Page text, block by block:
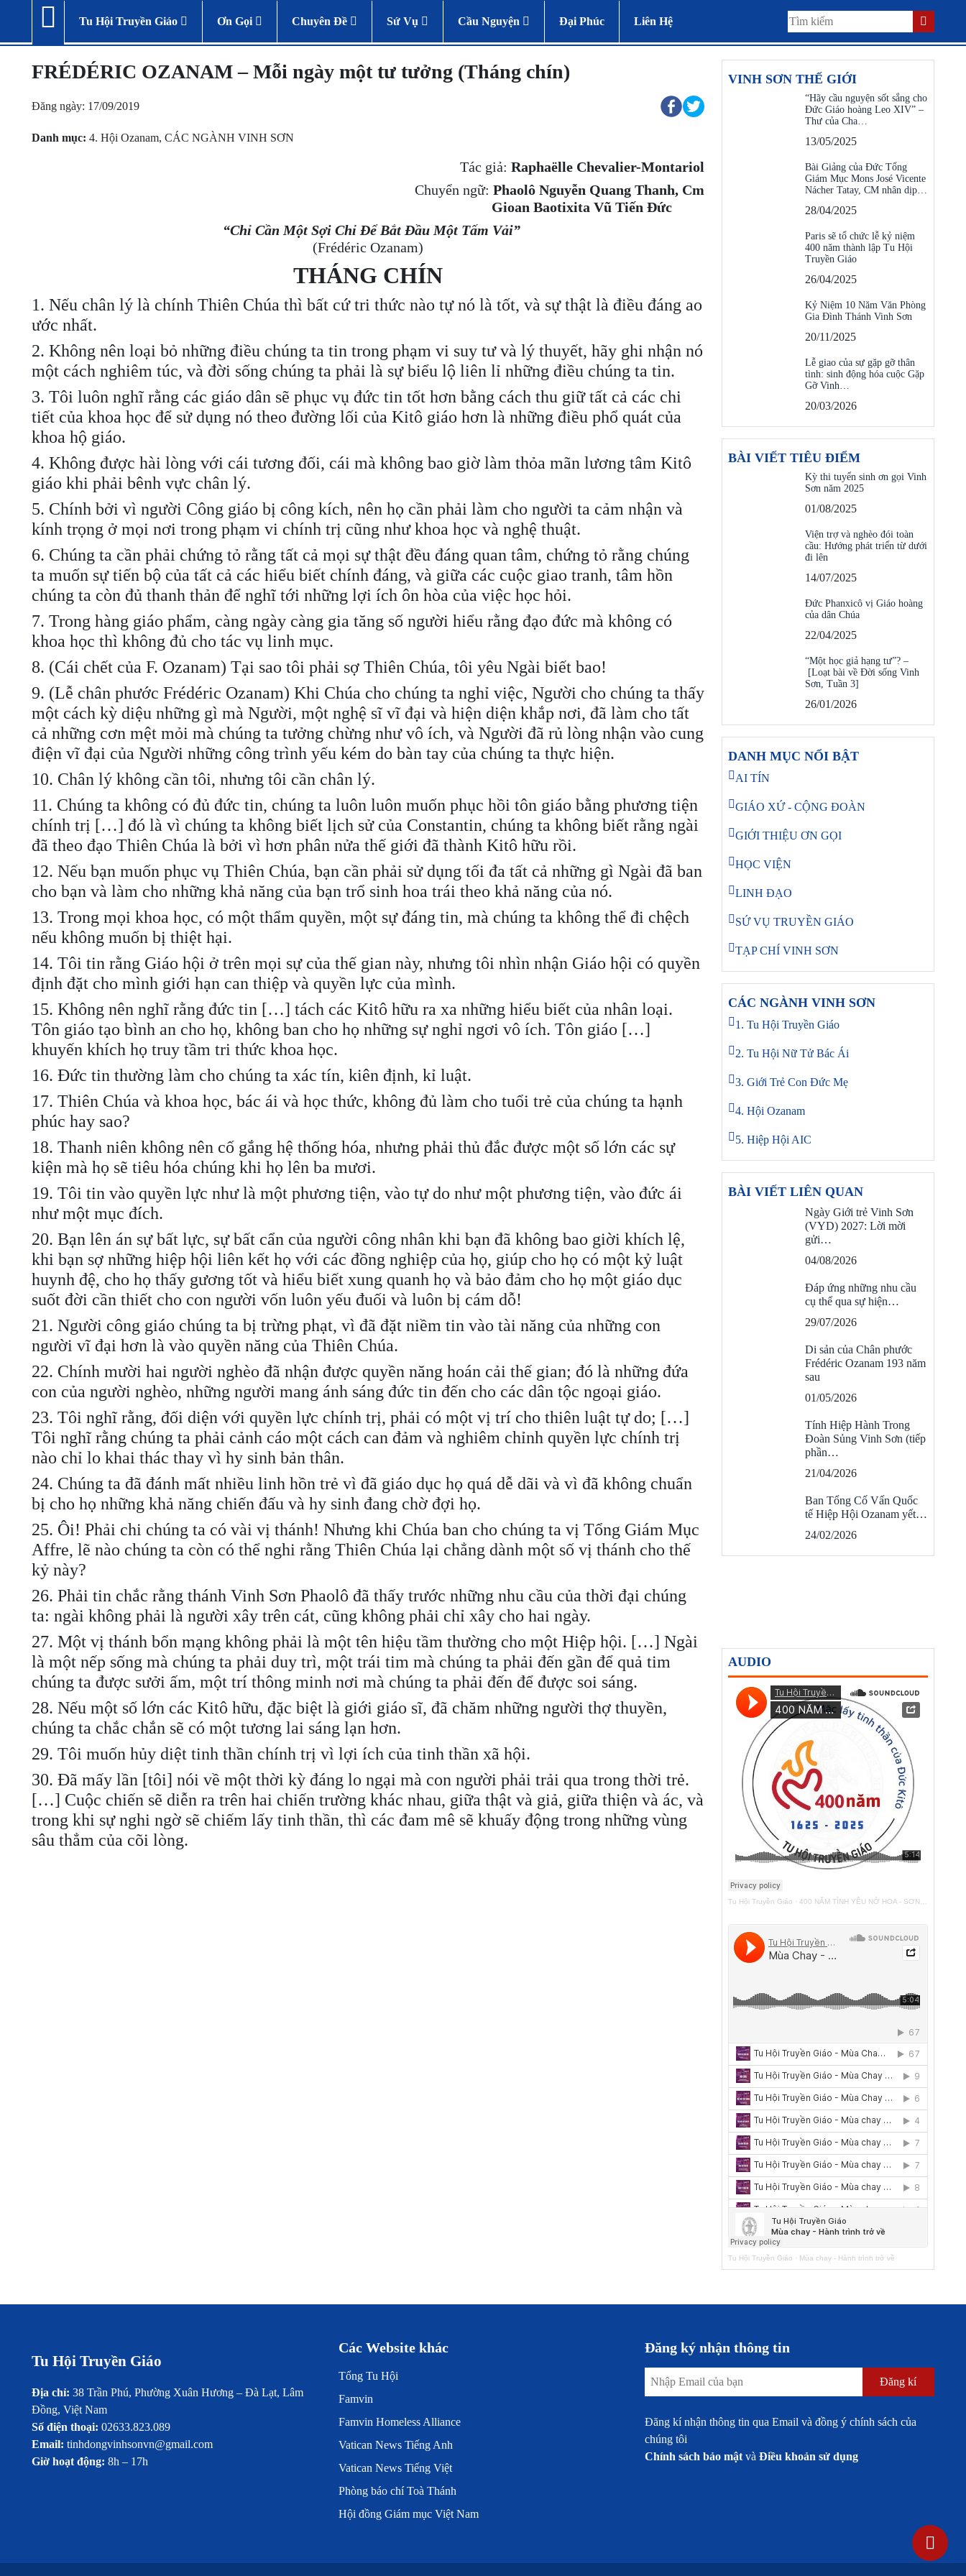
Tu Hội Truyền Giáo Ơn Gọi Chuyên Đề Sứ Vụ Cầu Nguyện Đại Phúc Liên Hệ
FRÉDÉRIC OZANAM – Mỗi ngày một tư tưởng (Tháng chín)
Đăng ngày: 17/09/2019
Danh mục: 4. Hội Ozanam, CÁC NGÀNH VINH SƠN
Tác giả: Raphaëlle Chevalier-Montariol
Chuyển ngữ: Phaolô Nguyễn Quang Thanh, Cm
Gioan Baotixita Vũ Tiến Đức
“Chỉ Cần Một Sợi Chỉ Để Bắt Đầu Một Tấm Vải”
(Frédéric Ozanam)
THÁNG CHÍN
1. Nếu chân lý là chính Thiên Chúa thì bất cứ tri thức nào tự nó là tốt, và sự thật là điều đáng ao
ước nhất.
2. Không nên loại bỏ những điều chúng ta tin trong phạm vi suy tư và lý thuyết, hãy ghi nhận nó
một cách nghiêm túc, và đời sống chúng ta phải là sự biểu lộ liên lỉ những điều chúng ta tin.
3. Tôi luôn nghĩ rằng các giáo dân sẽ phục vụ đức tin tốt hơn bằng cách thu giữ tất cả các chi
tiết của khoa học để sử dụng nó theo đường lối của Kitô giáo hơn là những điều phổ quát của
khoa hộ giáo.
4. Không được hài lòng với cái tương đối, cái mà không bao giờ làm thỏa mãn lương tâm Kitô
giáo khi phải bênh vực chân lý.
5. Chính bởi vì người Công giáo bị công kích, nên họ cần phải làm cho người ta cảm nhận và
kính trọng ở mọi nơi trong phạm vi chính trị cũng như khoa học và nghệ thuật.
6. Chúng ta cần phải chứng tỏ rằng tất cả mọi sự thật đều đáng quan tâm, chứng tỏ rằng chúng
ta muốn sự tiến bộ của tất cả các hiểu biết chính đáng, và giữa các cuộc giao tranh, tâm hồn
chúng ta còn đủ thanh thản để nghĩ tới những lợi ích ôn hòa của việc học hỏi.
7. Trong hàng giáo phẩm, càng ngày càng gia tăng số người hiểu rằng đạo đức mà không có
khoa học thì không đủ cho tác vụ linh mục.
8. (Cái chết của F. Ozanam) Tại sao tôi phải sợ Thiên Chúa, tôi yêu Ngài biết bao!
9. (Lễ chân phước Frédéric Ozanam) Khi Chúa cho chúng ta nghỉ việc, Người cho chúng ta thấy
một cách kỳ diệu những gì mà Người, một nghệ sĩ vĩ đại và hiện diện khắp nơi, đã làm cho tất
cả những cơn mệt mỏi mà chúng ta tưởng chừng như vô ích, và Người đã rủ lòng nhận vào cung
điện vĩ đại của Người những công trình yếu kém do bàn tay của chúng ta thực hiện.
10. Chân lý không cần tôi, nhưng tôi cần chân lý.
11. Chúng ta không có đủ đức tin, chúng ta luôn luôn muốn phục hồi tôn giáo bằng phương tiện
chính trị […] đó là vì chúng ta không biết lịch sử của Constantin, chúng ta không biết rằng ngài
đã theo đạo Thiên Chúa là bởi vì hơn phân nửa thế giới đã thành Kitô hữu rồi.
12. Nếu bạn muốn phục vụ Thiên Chúa, bạn cần phải sử dụng tối đa tất cả những gì Ngài đã ban
cho bạn và làm cho những khả năng của bạn trổ sinh hoa trái theo khả năng của nó.
13. Trong mọi khoa học, có một thẩm quyền, một sự đáng tin, mà chúng ta không thể đi chệch
nếu không muốn bị thiệt hại.
14. Tôi tin rằng Giáo hội ở trên mọi sự của thế gian này, nhưng tôi nhìn nhận Giáo hội có quyền
định đặt cho mình giới hạn can thiệp và quyền lực của mình.
15. Không nên nghĩ rằng đức tin […] tách các Kitô hữu ra xa những hiểu biết của nhân loại.
Tôn giáo tạo bình an cho họ, không ban cho họ những sự nghỉ ngơi vô ích. Tôn giáo […]
khuyến khích họ truy tầm tri thức khoa học.
16. Đức tin thường làm cho chúng ta xác tín, kiên định, kỉ luật.
17. Thiên Chúa và khoa học, bác ái và học thức, không đủ làm cho tuổi trẻ của chúng ta hạnh
phúc hay sao?
18. Thanh niên không nên cố gắng hệ thống hóa, nhưng phải thủ đắc được một số lớn các sự
kiện mà họ sẽ tiêu hóa chúng khi họ lên ba mươi.
19. Tôi tin vào quyền lực như là một phương tiện, vào tự do như một phương tiện, vào đức ái
như một mục đích.
20. Bạn lên án sự bất lực, sự bất cẩn của người công nhân khi bạn đã không bao giời khích lệ,
khi bạn sợ những hiệp hội liên kết họ với các đồng nghiệp của họ, giúp cho họ có một kỷ luật
huynh đệ, cho họ thấy gương tốt và hiểu biết xung quanh họ và bảo đảm cho họ một giáo dục
suốt đời cần thiết cho con người vốn luôn yếu đuối và luôn bị cám dỗ!
21. Người công giáo chúng ta bị trừng phạt, vì đã đặt niềm tin vào tài năng của những con
người vĩ đại hơn là vào quyền năng của Thiên Chúa.
22. Chính mười hai người nghèo đã nhận được quyền năng hoán cải thế gian; đó là những đứa
con của người nghèo, những người mang ánh sáng đức tin đến cho các dân tộc ngoại giáo.
23. Tôi nghĩ rằng, đối diện với quyền lực chính trị, phải có một vị trí cho thiên luật tự do; […]
Tôi nghĩ rằng chúng ta phải cảnh cáo một cách can đảm và nghiêm chỉnh quyền lực chính trị
nào chỉ lo khai thác thay vì hy sinh bản thân.
24. Chúng ta đã đánh mất nhiều linh hồn trẻ vì đã giáo dục họ quá dễ dãi và vì đã không chuẩn
bị cho họ những khả năng chiến đấu và hy sinh đang chờ đợi họ.
25. Ôi! Phải chi chúng ta có vài vị thánh! Nhưng khi Chúa ban cho chúng ta vị Tổng Giám Mục
Affre, lẽ nào chúng ta còn có thể nghi rằng Thiên Chúa lại chẳng dành một số vị thánh cho thế
kỷ này?
26. Phải tin chắc rằng thánh Vinh Sơn Phaolô đã thấy trước những nhu cầu của thời đại chúng
ta: ngài không phải là người xây trên cát, cũng không phải chỉ xây cho hai ngày.
27. Một vị thánh bổn mạng không phải là một tên hiệu tầm thường cho một Hiệp hội. […] Ngài
là một nếp sống mà chúng ta phải duy trì, một trái tim mà chúng ta phải đến gần để quả tim
chúng ta được sưởi ấm, một trí thông minh nơi mà chúng ta phải đến để được soi sáng.
28. Nếu một số lớn các Kitô hữu, đặc biệt là giới giáo sĩ, đã chăm những người thợ thuyền,
chúng ta chắc chắn sẽ có một tương lai sáng lạn hơn.
29. Tôi muốn hủy diệt tinh thần chính trị vì lợi ích của tinh thần xã hội.
30. Đã mấy lần [tôi] nói về một thời kỳ đáng lo ngại mà con người phải trải qua trong thời trẻ.
[…] Cuộc chiến sẽ diễn ra trên hai chiến trường khác nhau, giữa thật và giả, giữa thiện và ác, và
trong khi sự nghi ngờ sẽ chiếm lấy tinh thần, thì các đam mê sẽ khuấy động trong những vùng
sâu thẳm của cõi lòng.
VINH SƠN THẾ GIỚI
“Hãy cầu nguyện sốt sắng cho
Đức Giáo hoàng Leo XIV” –
Thư của Cha…
13/05/2025
Bài Giảng của Đức Tổng
Giám Mục Mons José Vicente
Nácher Tatay, CM nhân dịp…
28/04/2025
Paris sẽ tổ chức lễ kỷ niệm
400 năm thành lập Tu Hội
Truyền Giáo
26/04/2025
Kỷ Niệm 10 Năm Văn Phòng
Gia Đình Thánh Vinh Sơn
20/11/2025
Lễ giao của sự gặp gỡ thân
tình: sinh động hóa cuộc Gặp
Gỡ Vinh…
20/03/2026
BÀI VIẾT TIÊU ĐIỂM
Kỳ thi tuyển sinh ơn gọi Vinh
Sơn năm 2025
01/08/2025
Viện trợ và nghèo đói toàn
cầu: Hướng phát triển từ dưới
đi lên
14/07/2025
Đức Phanxicô vị Giáo hoàng
của dân Chúa
22/04/2025
“Một học giả hạng tư”? –
[Loạt bài về Đời sống Vinh
Sơn, Tuần 3]
26/01/2026
DANH MỤC NỔI BẬT
AI TÍN
GIÁO XỨ - CỘNG ĐOÀN
GIỚI THIỆU ƠN GỌI
HỌC VIỆN
LINH ĐẠO
SỨ VỤ TRUYỀN GIÁO
TẠP CHÍ VINH SƠN
CÁC NGÀNH VINH SƠN
1. Tu Hội Truyền Giáo
2. Tu Hội Nữ Tử Bác Ái
3. Giới Trẻ Con Đức Mẹ
4. Hội Ozanam
5. Hiệp Hội AIC
BÀI VIẾT LIÊN QUAN
Ngày Giới trẻ Vinh Sơn
(VYD) 2027: Lời mời
gửi…
04/08/2026
Đáp ứng những nhu cầu
cụ thể qua sự hiện…
29/07/2026
Di sản của Chân phước
Frédéric Ozanam 193 năm
sau
01/05/2026
Tính Hiệp Hành Trong
Đoàn Sủng Vinh Sơn (tiếp
phần…
21/04/2026
Ban Tổng Cố Vấn Quốc
tế Hiệp Hội Ozanam yết…
24/02/2026
AUDIO
Tu Hội Truyền Giáo · 400 NĂM TÌNH YÊU NỞ HOA - SƠN TÚI ĐỎ
Tu Hội Truyền Giáo · Mùa chay - Hành trình trở về
Tu Hội Truyền Giáo
Địa chỉ: 38 Trần Phú, Phường Xuân Hương – Đà Lạt, Lâm
Đồng, Việt Nam
Số điện thoại: 02633.823.089
Email: tinhdongvinhsonvn@gmail.com
Giờ hoạt động: 8h – 17h
Các Website khác
Tổng Tu Hội
Famvin
Famvin Homeless Alliance
Vatican News Tiếng Anh
Vatican News Tiếng Việt
Phòng báo chí Toà Thánh
Hội đồng Giám mục Việt Nam
Đăng ký nhận thông tin
Đăng kí
Đăng kí nhận thông tin qua Email và đồng ý chính sách của
chúng tôi
Chính sách bảo mật vàĐiều khoản sử dụng